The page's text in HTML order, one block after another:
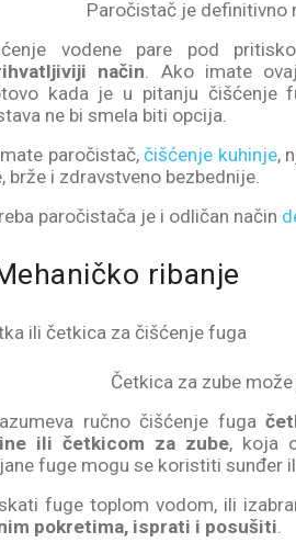
Paročistač je definitivno
vodene pare pod
način. Ako imate
kada je u pitanju čišćenje
ne bi smela biti opcija.
paročistač,čišćenje kuhinje,
brže i zdravstveno bezbednije.
paročistača je i odličan način
ribanje
Četkica za zube
ručno čišćenje fuga
ili četkicom za zube, koja
fuge mogu se koristiti sunđer
fuge toplom vodom, ili
pokretima, isprati i posušiti.